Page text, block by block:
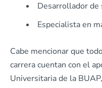
Desarrollador de
Especialista en
Cabe mencionar que
carrera cuentan con el
Universitaria de la BUAP,